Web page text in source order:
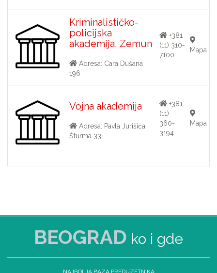
Kriminalističko-
policijska
akademija, Zemun
Adresa: Cara Dušana
196
+381
(11) 310-
7100
Mapa
Vojna akademija
Adresa: Pavla Jurišića
Šturma 33
+381
(11)
360-
3194
Mapa
BEOGRAD ko i gde
NAJBOLJA BAZA PREDUZETNIKA